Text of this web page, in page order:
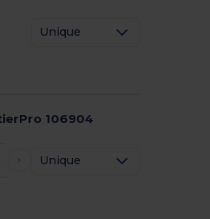
Unique
106904
Unique